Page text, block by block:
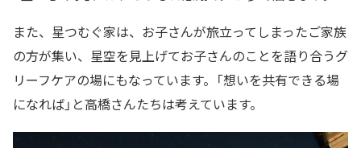
また、星つむぐ家は、お子さんが旅立ってしまったご家族
の方が集い、星空を見上げてお子さんのことを語り合うグ
リーフケアの場にもなっています。「想いを共有できる場
になれば」と高橋さんたちは考えています。